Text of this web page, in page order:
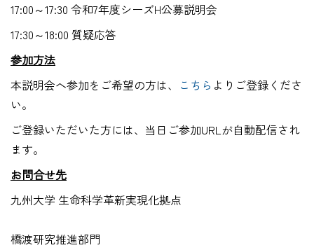
17:00～17:30 令和7年度シーズH公募説明会
17:30～18:00 質疑応答
参加方法
本説明会へ参加をご希望の方は、 こちら よりご登録くださ
い。
ご登録いただいた方には、当日ご参加URLが自動配信され
ます。
お問合せ先
九州大学 生命科学革新実現化拠点
橋渡研究推進部門